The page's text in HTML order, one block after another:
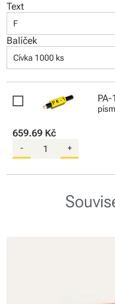
Text
F
Balíček
Cívka 1000 ks
659.69 Kč
- +